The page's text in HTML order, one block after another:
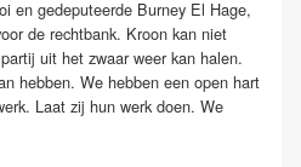
en gedeputeerde Burney El Hage,
de rechtbank. Kroon kan niet
uit het zwaar weer kan halen.
hebben. We hebben een open hart
Laat zij hun werk doen. We